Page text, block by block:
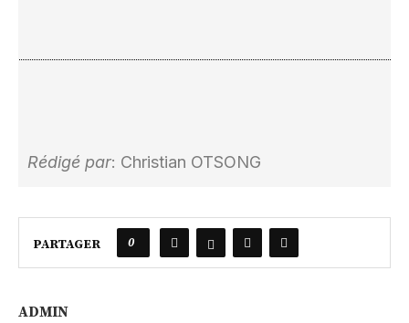
Rédigé par: Christian OTSONG
PARTAGER 0
ADMIN